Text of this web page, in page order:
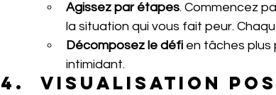
Agissez par étapes. Commencez
la situation qui vous fait peur.
Décomposez le défi en tâches plus
intimidant.
Visualisation